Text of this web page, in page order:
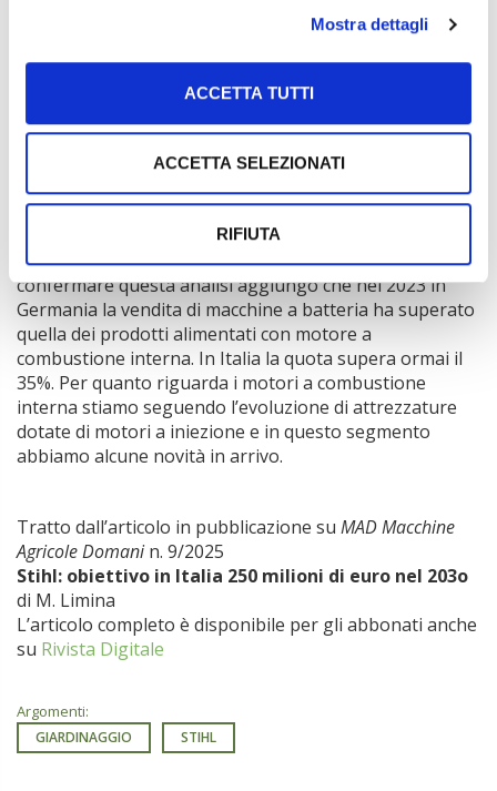
Mostra dettagli
ACCETTA TUTTI
ACCETTA SELEZIONATI
RIFIUTA
La sede della Andreas Stihl a Cambiago
Quali sono le tendenze tecnologiche più evidenti nel
vostro settore?
Durante una convention nel 2023 avevamo annunciato
che il 20% dei nostri prodotti era alimentato a batteria e
l’obiettivo era quello di arrivare all’80% nel 2035. Oltre a
confermare questa analisi aggiungo che nel 2023 in
Germania la vendita di macchine a batteria ha superato
quella dei prodotti alimentati con motore a
combustione interna. In Italia la quota supera ormai il
35%. Per quanto riguarda i motori a combustione
interna stiamo seguendo l’evoluzione di attrezzature
dotate di motori a iniezione e in questo segmento
abbiamo alcune novità in arrivo.
Tratto dall’articolo in pubblicazione su MAD Macchine
Agricole Domanin. 9/2025
Stihl: obiettivo in Italia 250 milioni di euro nel 203o
di M. Limina
L’articolo completo è disponibile per gli abbonati anche
su Rivista Digitale
Argomenti:
GIARDINAGGIO STIHL